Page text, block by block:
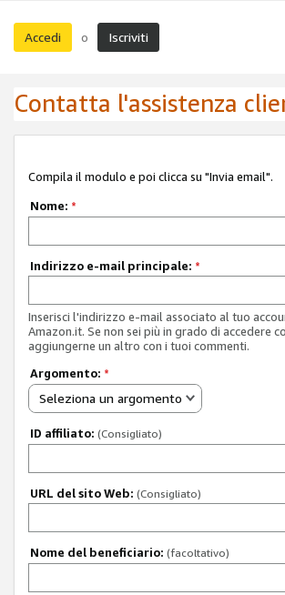
Accedi o Iscriviti
Contatta l'assistenza
Compila il modulo e poi clicca su "Invia email".
Nome: *
Indirizzo e-mail principale: *
Inserisci l'indirizzo e-mail associato al tuo
Amazon.it. Se non sei più in grado di accedere
aggiungerne un altro con i tuoi commenti.
Argomento: *
Seleziona un argomento
ID affiliato: (Consigliato)
URL del sito Web: (Consigliato)
Nome del beneficiario: (facoltativo)